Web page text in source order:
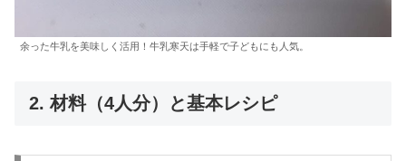
余った牛乳を美味しく活用！牛乳寒天は手軽で子どもにも人気。
2. 材料（4人分）と基本レシピ